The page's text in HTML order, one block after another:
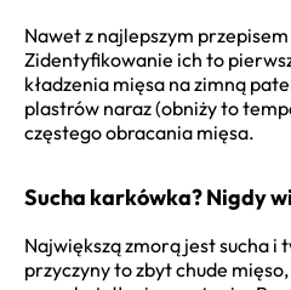
Nawet z najlepszym
Zidentyfikowanie ich to
kładzenia mięsa na zimną
plastrów naraz (obniży to
częstego obracania mięsa.
Sucha karkówka? Nigdy
Największą zmorą jest sucha i
przyczyny to zbyt chude